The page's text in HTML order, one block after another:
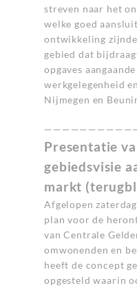
streven naar het
welke goed
ontwikkeling
gebied dat
opgaves
werkgelegenheid
Nijmegen en
Presentatie
gebiedsvisie
markt
Afgelopen
plan voor de
van Centrale
omwonenden en
heeft de concept
opgesteld waarin